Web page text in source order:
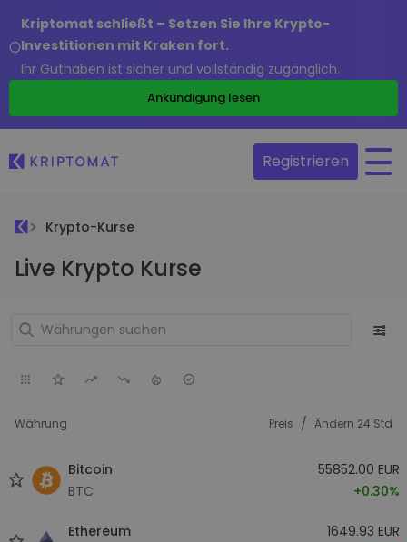
Kriptomat schließt – Setzen Sie Ihre Krypto-
Investitionen mit Kraken fort.
Ihr Guthaben ist sicher und vollständig zugänglich.
Ankündigung lesen
Registrieren
Krypto-Kurse
Live Krypto Kurse
Währung Preis / Ändern 24 Std
Bitcoin
BTC
55852.00 EUR
+0.30%
Ethereum
1649.93 EUR